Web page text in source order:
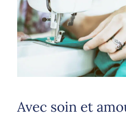
Avec soin et